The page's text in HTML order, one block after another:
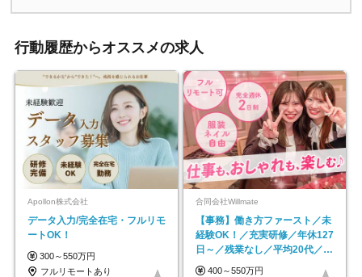
行動履歴からオススメの求人
Apollon株式会社
データ入力/完全在宅・フルリモ
ートOK！
300～550万円
フルリモートあり
合同会社Willmate
【事務】働き方ファースト／未
経験OK！／充実研修／年休127
日～／残業なし／平均20代／リ
モートOK
400～550万円